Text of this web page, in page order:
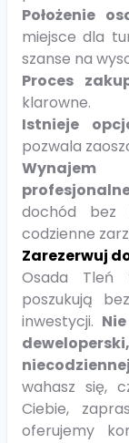
Położenie
miejsce dla
szanse na
Proces
klarowne.
Istnieje
pozwala
dochód bez
codzienne
Zarezerwuj
Osada
poszukują
inwestycji.
wahasz się,
Ciebie,
oferujemy